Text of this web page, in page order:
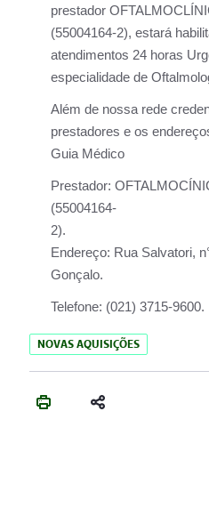
prestador
(55004164-2), estará
atendimentos 24 horas
especialidade de
Além de nossa rede
prestadores e os
Guia Médico
Prestador:
(55004164-
Endereço: Rua Salvatori,
Gonçalo.
Telefone: (021) 3715-9600.
NOVAS AQUISIÇÕES